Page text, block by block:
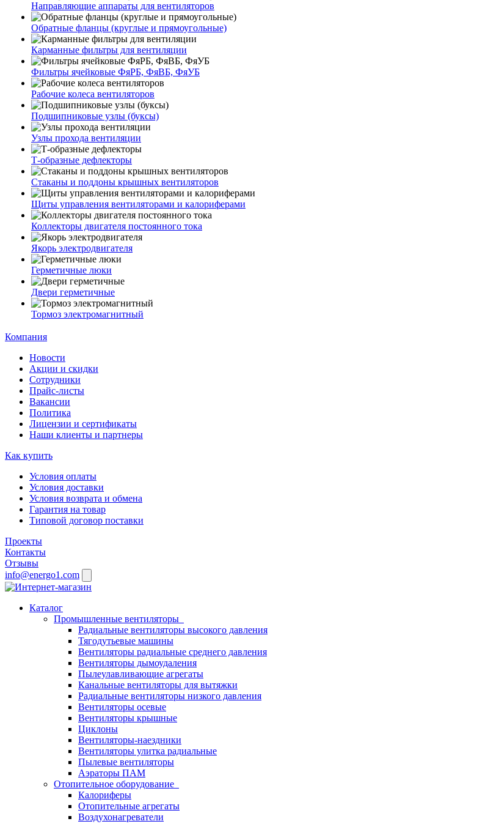
Направляющие аппараты для вентиляторов
Обратные фланцы (круглые и прямоугольные)
Карманные фильтры для вентиляции
Фильтры ячейковые ФяРБ, ФяВБ, ФяУБ
Рабочие колеса вентиляторов
Подшипниковые узлы (буксы)
Узлы прохода вентиляции
Т-образные дефлекторы
Стаканы и поддоны крышных вентиляторов
Щиты управления вентиляторами и калориферами
Коллекторы двигателя постоянного тока
Якорь электродвигателя
Герметичные люки
Двери герметичные
Тормоз электромагнитный
Компания
Новости
Акции и скидки
Сотрудники
Прайс-листы
Вакансии
Политика
Лицензии и сертификаты
Наши клиенты и партнеры
Как купить
Условия оплаты
Условия доставки
Условия возврата и обмена
Гарантия на товар
Типовой договор поставки
Проекты
Контакты
Отзывы
info@energo1.com
Каталог
Промышленные вентиляторы
Радиальные вентиляторы высокого давления
Тягодутьевые машины
Вентиляторы радиальные среднего давления
Вентиляторы дымоудаления
Пылеулавливающие агрегаты
Канальные вентиляторы для вытяжки
Радиальные вентиляторы низкого давления
Вентиляторы осевые
Вентиляторы крышные
Циклоны
Вентиляторы-наездники
Вентиляторы улитка радиальные
Пылевые вентиляторы
Аэраторы ПАМ
Отопительное оборудование
Калориферы
Отопительные агрегаты
Воздухонагреватели